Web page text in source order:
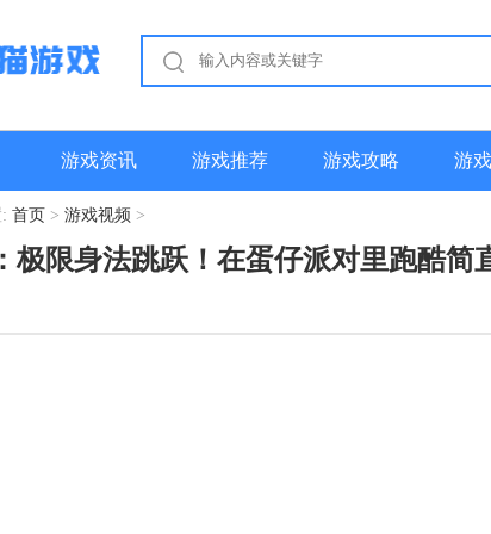
游戏资讯 游戏推荐 游戏攻略 游
首页 > 游戏视频 >
极限身法跳跃！在蛋仔派对里跑酷简